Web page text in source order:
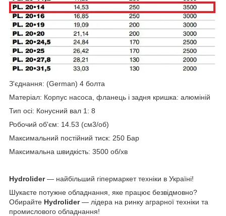
З'єднання: (German) 4 болта
Матеріал: Корпус насоса, фланець і задня кришка: алюміній
Тип осі: Конусний вал 1: 8
Робочий об'єм: 14.53 (см3/об)
Максимальний постійний тиск: 250 Бар
Максимальна швидкість: 3500 об/хв
Hydrolider— найбільший гіпермаркет техніки в Україні!
Шукаєте потужне обладнання, яке працює безвідмовно?
Обирайте Hydrolider— лідера на ринку аграрної техніки та
промислового обладнання!